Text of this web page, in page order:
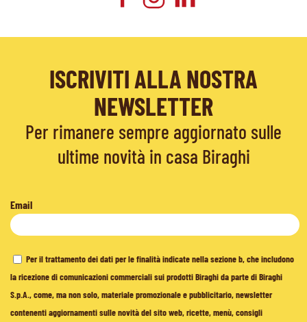
ISCRIVITI ALLA NOSTRA
NEWSLETTER
Per rimanere sempre aggiornato sulle
ultime novità in casa Biraghi
Email
Per il trattamento dei dati per le finalità indicate nella sezione b, che includono
la ricezione di comunicazioni commerciali sui prodotti Biraghi da parte di Biraghi
S.p.A., come, ma non solo, materiale promozionale e pubblicitario, newsletter
contenenti aggiornamenti sulle novità del sito web, ricette, menù, consigli